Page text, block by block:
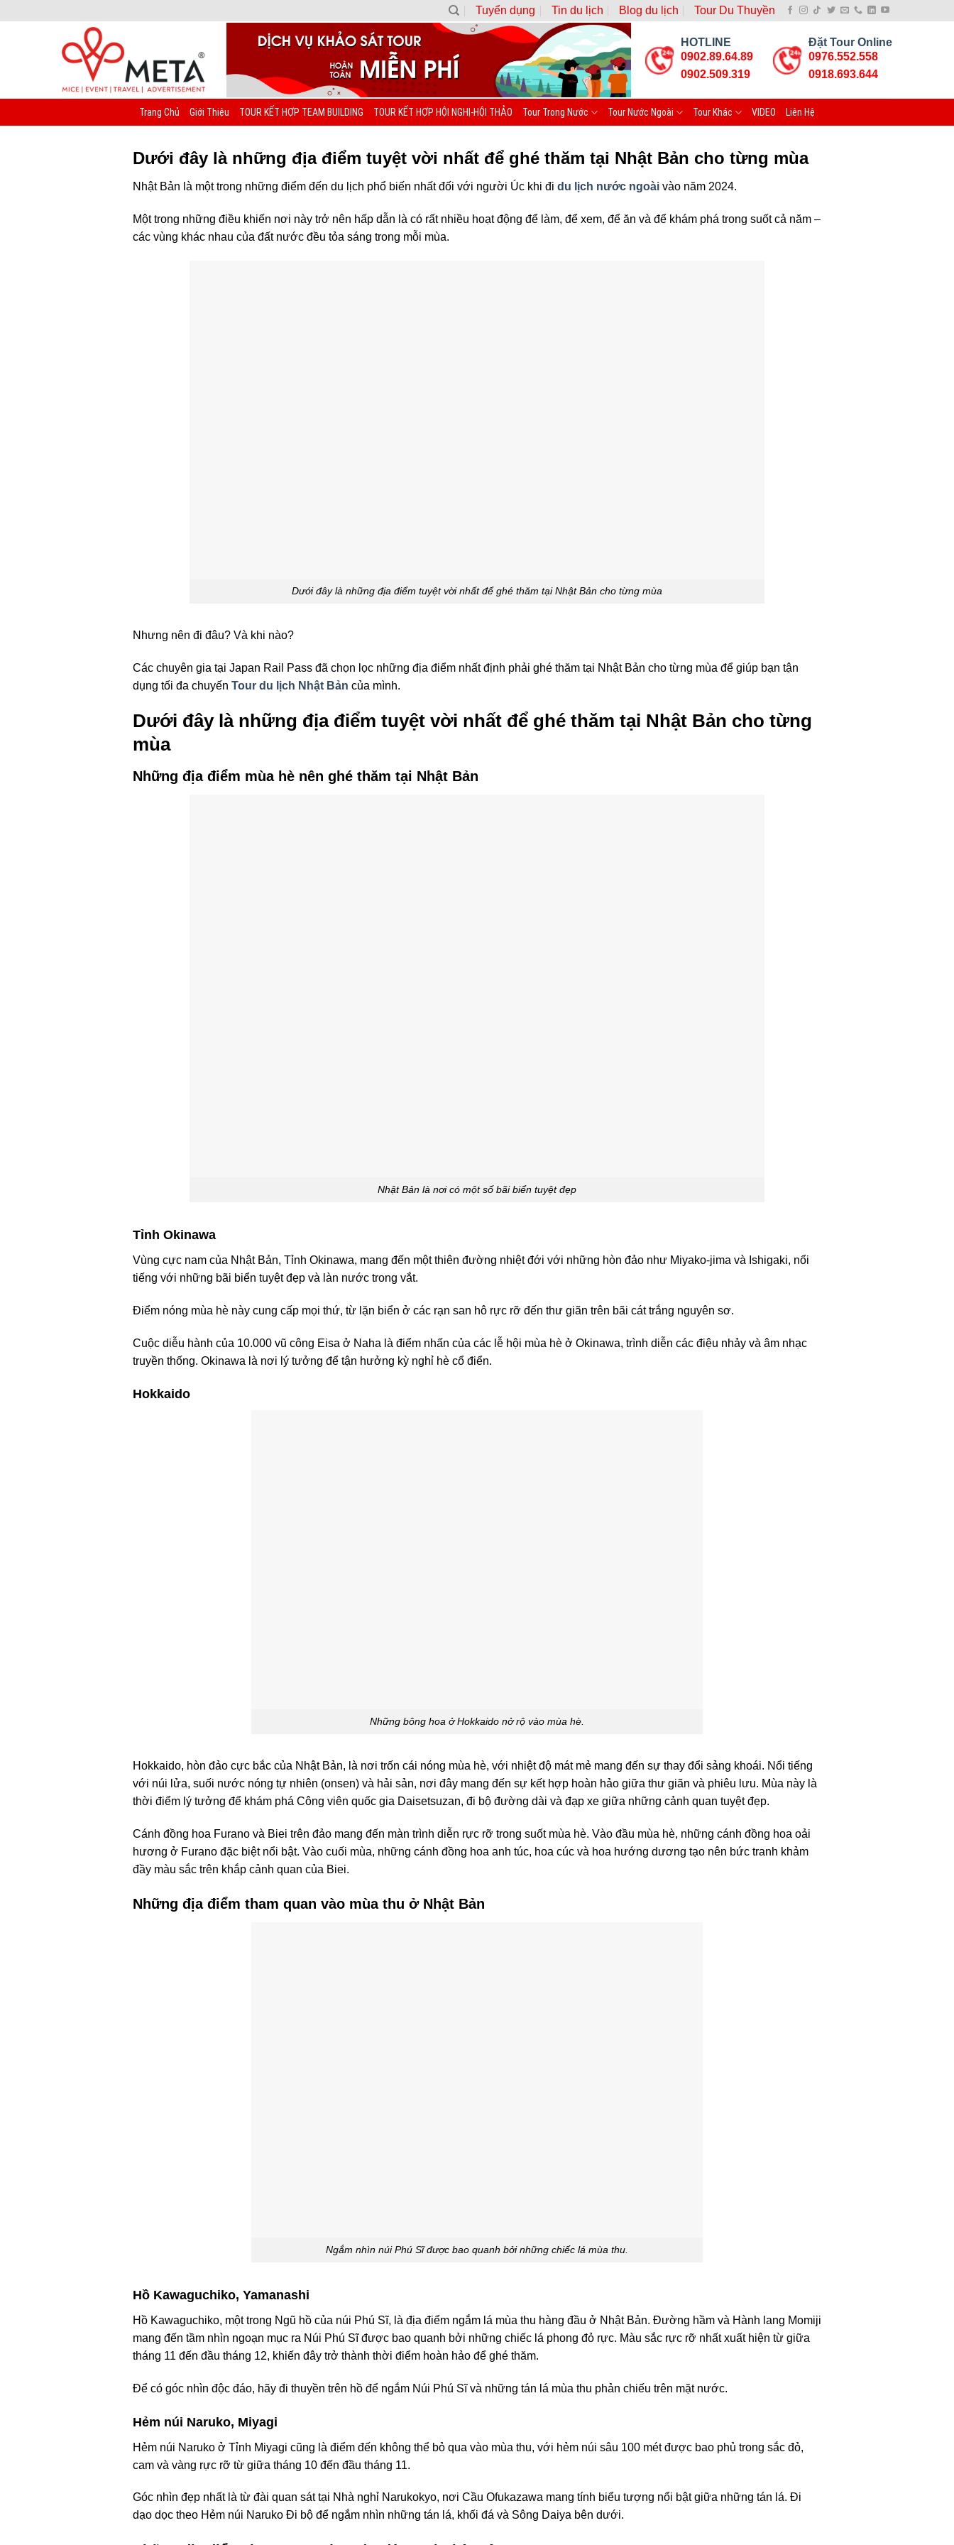
Tuyển dụng Tin du lịch Blog du lịch Tour Du Thuyền
HOTLINE
0902.89.64.89
0902.509.319
Đặt Tour Online
0976.552.558
0918.693.644
Trang Chủ Giới Thiệu TOUR KẾT HỢP TEAM BUILDING TOUR KẾT HỢP HỘI NGHỊ-HỘI THẢO Tour Trong Nước Tour Nước Ngoài Tour Khác VIDEO Liên Hệ
Dưới đây là những địa điểm tuyệt vời nhất để ghé thăm tại Nhật Bản cho từng mùa
Nhật Bản là một trong những điểm đến du lịch phổ biến nhất đối với người Úc khi đi du lịch nước ngoài vào năm 2024.
Một trong những điều khiến nơi này trở nên hấp dẫn là có rất nhiều hoạt động để làm, để xem, để ăn và để khám phá trong suốt cả năm –
các vùng khác nhau của đất nước đều tỏa sáng trong mỗi mùa.
Dưới đây là những địa điểm tuyệt vời nhất để ghé thăm tại Nhật Bản cho từng mùa
Nhưng nên đi đâu? Và khi nào?
Các chuyên gia tại Japan Rail Pass đã chọn lọc những địa điểm nhất định phải ghé thăm tại Nhật Bản cho từng mùa để giúp bạn tận
dụng tối đa chuyến Tour du lịch Nhật Bản của mình.
Dưới đây là những địa điểm tuyệt vời nhất để ghé thăm tại Nhật Bản cho từng
mùa
Những địa điểm mùa hè nên ghé thăm tại Nhật Bản
Nhật Bản là nơi có một số bãi biển tuyệt đẹp
Tỉnh Okinawa
Vùng cực nam của Nhật Bản, Tỉnh Okinawa, mang đến một thiên đường nhiệt đới với những hòn đảo như Miyako-jima và Ishigaki, nổi
tiếng với những bãi biển tuyệt đẹp và làn nước trong vắt.
Điểm nóng mùa hè này cung cấp mọi thứ, từ lặn biển ở các rạn san hô rực rỡ đến thư giãn trên bãi cát trắng nguyên sơ.
Cuộc diễu hành của 10.000 vũ công Eisa ở Naha là điểm nhấn của các lễ hội mùa hè ở Okinawa, trình diễn các điệu nhảy và âm nhạc
truyền thống. Okinawa là nơi lý tưởng để tận hưởng kỳ nghỉ hè cổ điển.
Hokkaido
Những bông hoa ở Hokkaido nở rộ vào mùa hè.
Hokkaido, hòn đảo cực bắc của Nhật Bản, là nơi trốn cái nóng mùa hè, với nhiệt độ mát mẻ mang đến sự thay đổi sảng khoái. Nổi tiếng
với núi lửa, suối nước nóng tự nhiên (onsen) và hải sản, nơi đây mang đến sự kết hợp hoàn hảo giữa thư giãn và phiêu lưu. Mùa này là
thời điểm lý tưởng để khám phá Công viên quốc gia Daisetsuzan, đi bộ đường dài và đạp xe giữa những cảnh quan tuyệt đẹp.
Cánh đồng hoa Furano và Biei trên đảo mang đến màn trình diễn rực rỡ trong suốt mùa hè. Vào đầu mùa hè, những cánh đồng hoa oải
hương ở Furano đặc biệt nổi bật. Vào cuối mùa, những cánh đồng hoa anh túc, hoa cúc và hoa hướng dương tạo nên bức tranh khảm
đầy màu sắc trên khắp cảnh quan của Biei.
Những địa điểm tham quan vào mùa thu ở Nhật Bản
Ngắm nhìn núi Phú Sĩ được bao quanh bởi những chiếc lá mùa thu.
Hồ Kawaguchiko, Yamanashi
Hồ Kawaguchiko, một trong Ngũ hồ của núi Phú Sĩ, là địa điểm ngắm lá mùa thu hàng đầu ở Nhật Bản. Đường hầm và Hành lang Momiji
mang đến tầm nhìn ngoạn mục ra Núi Phú Sĩ được bao quanh bởi những chiếc lá phong đỏ rực. Màu sắc rực rỡ nhất xuất hiện từ giữa
tháng 11 đến đầu tháng 12, khiến đây trở thành thời điểm hoàn hảo để ghé thăm.
Để có góc nhìn độc đáo, hãy đi thuyền trên hồ để ngắm Núi Phú Sĩ và những tán lá mùa thu phản chiếu trên mặt nước.
Hẻm núi Naruko, Miyagi
Hẻm núi Naruko ở Tỉnh Miyagi cũng là điểm đến không thể bỏ qua vào mùa thu, với hẻm núi sâu 100 mét được bao phủ trong sắc đỏ,
cam và vàng rực rỡ từ giữa tháng 10 đến đầu tháng 11.
Góc nhìn đẹp nhất là từ đài quan sát tại Nhà nghỉ Narukokyo, nơi Cầu Ofukazawa mang tính biểu tượng nổi bật giữa những tán lá. Đi
dạo dọc theo Hẻm núi Naruko Đi bộ để ngắm nhìn những tán lá, khối đá và Sông Daiya bên dưới.